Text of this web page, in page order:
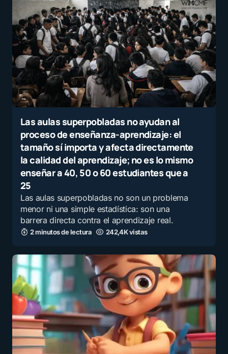
Las aulas superpobladas no ayudan al
proceso de enseñanza-aprendizaje: el
tamaño sí importa y afecta directamente
la calidad del aprendizaje; no es lo mismo
enseñar a 40, 50 o 60 estudiantes que a
25
Las aulas superpobladas no son un problema
menor ni una simple estadística: son una
barrera directa contra el aprendizaje real.
2 minutos de lectura 242,4K vistas